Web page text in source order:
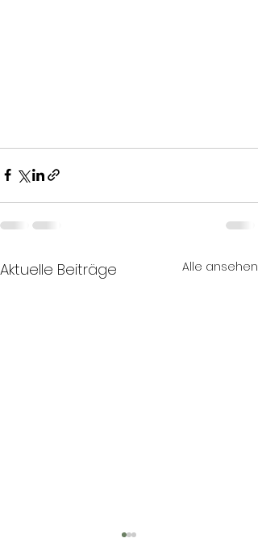
Aktuelle Beiträge Alle ansehen